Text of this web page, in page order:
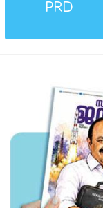
PRD